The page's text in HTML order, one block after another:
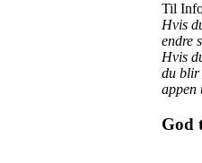
Til
Hvis
endre
Hvis
du blir
appen
God